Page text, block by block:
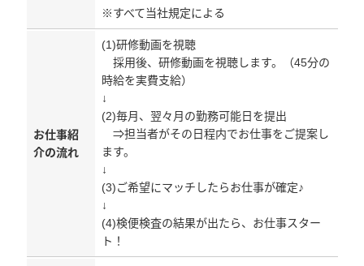
※すべて当社規定による
お仕事紹
介の流れ
(1)研修動画を視聴
採用後、研修動画を視聴します。（45分の
時給を実費支給）
↓
(2)毎月、翌々月の勤務可能日を提出
⇒担当者がその日程内でお仕事をご提案し
ます。
↓
(3)ご希望にマッチしたらお仕事が確定♪
↓
(4)検便検査の結果が出たら、お仕事スター
ト！